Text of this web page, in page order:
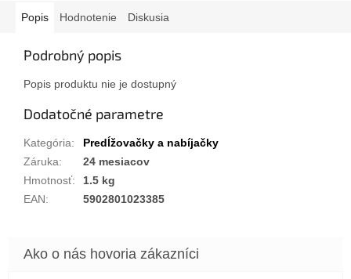
Popis Hodnotenie Diskusia
Podrobný popis
Popis produktu nie je dostupný
Dodatočné parametre
Kategória:
Predĺžovačky a nabíjačky
Záruka:
24 mesiacov
Hmotnosť:
1.5 kg
EAN: 5902801023385